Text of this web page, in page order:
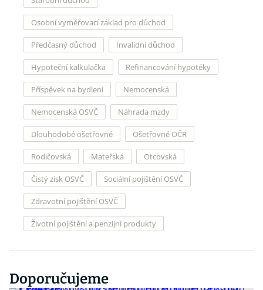
Osobní vyměřovací základ pro důchod
Předčasný důchod Invalidní důchod
Hypoteční kalkulačka Refinancování hypotéky
Příspěvek na bydlení Nemocenská
Nemocenská OSVČ Náhrada mzdy
Dlouhodobé ošetřovné Ošetřovné OČR
Rodičovská Mateřská Otcovská
Čistý zisk OSVČ Sociální pojištění OSVČ
Zdravotní pojištění OSVČ
Životní pojištění a penzijní produkty
Doporučujeme